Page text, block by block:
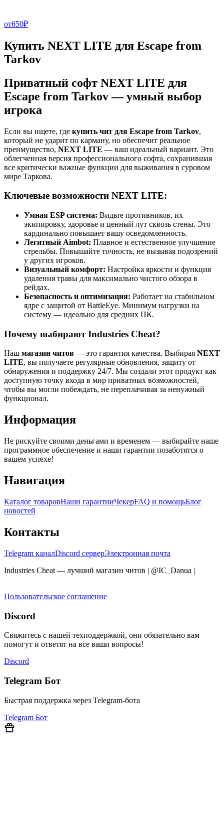
от650₽
Купить NEXT LITE для Escape from
Tarkov
Приватный софт NEXT LITE для
Escape from Tarkov — умный выбор
игрока
Если вы ищете, где купить чит для Escape from Tarkov,
который не ударит по карману, но обеспечит реальное
преимущество, NEXT LITE — ваш идеальный вариант. Это
облегченная версия профессионального софта, сохранившая
все критически важные функции для выживания в суровом
мире Таркова.
Ключевые возможности NEXT LITE:
Умная ESP система: Видьте противников, их
экипировку, здоровье и ценный лут сквозь стены. Это
кардинально повышает вашу осведомленность.
Легитный Aimbot: Плавное и естественное улучшение
стрельбы. Повышайте точность, не вызывая подозрений
у других игроков.
Визуальный комфорт: Настройка яркости и функция
удаления травы для максимально чистого обзора в
рейдах.
Безопасность и оптимизация: Работает на стабильном
ядре с защитой от BattleEye. Минимум нагрузки на
систему — идеально для средних ПК.
Почему выбирают Industries Cheat?
Наш магазин читов — это гарантия качества. Выбирая NEXT
LITE, вы получаете регулярные обновления, защиту от
обнаружения и поддержку 24/7. Мы создали этот продукт как
доступную точку входа в мир приватных возможностей,
чтобы вы могли побеждать, не переплачивая за ненужный
функционал.
Информация
Не рискуйте своими деньгами и временем — выбирайте наше
программное обеспечение и наши гарантии позаботятся о
вашем успехе!
Навигация
Каталог товаровНаши гарантииЧекерFAQ и помощьБлог
новостей
Контакты
Telegram каналDiscord серверЭлектронная почта
Industries Cheat — лучший магазин читов | @IC_Danua |
Пользовательское соглашение
Discord
Свяжитесь с нашей техподдержкой, они обязательно вам
помогут и ответят на все ваши вопросы!
Discord
Telegram Бот
Быстрая поддержка через Telegram-бота
Telegram Бот